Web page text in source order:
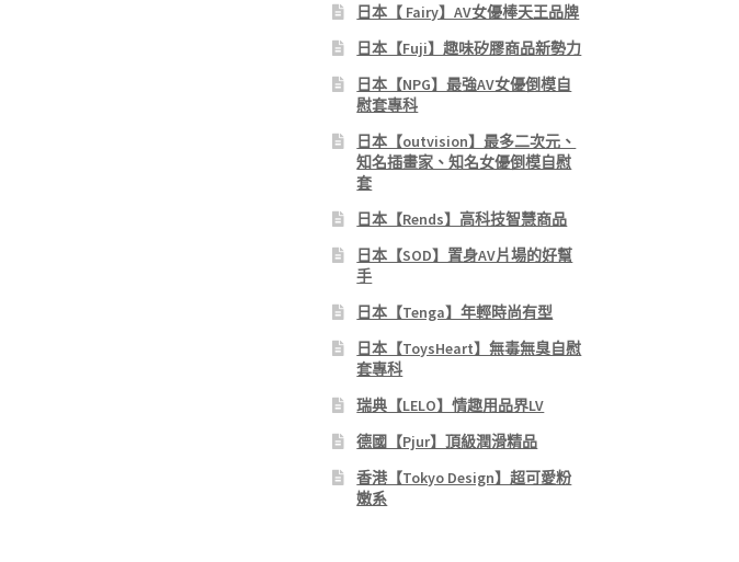
日本【 Fairy】AV女優棒天王品牌
日本【Fuji】趣味矽膠商品新勢力
日本【NPG】最強AV女優倒模自
慰套專科
日本【outvision】最多二次元、
知名插畫家、知名女優倒模自慰
套
日本【Rends】高科技智慧商品
日本【SOD】置身AV片場的好幫
手
日本【Tenga】年輕時尚有型
日本【ToysHeart】無毒無臭自慰
套專科
瑞典【LELO】情趣用品界LV
德國【Pjur】頂級潤滑精品
香港【Tokyo Design】超可愛粉
嫩系